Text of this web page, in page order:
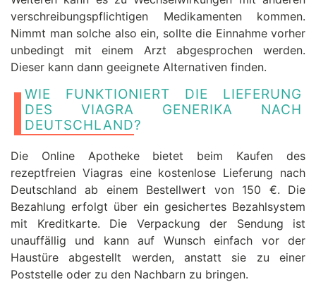
verschreibungspflichtigen Medikamenten kommen.
Nimmt man solche also ein, sollte die Einnahme vorher
unbedingt mit einem Arzt abgesprochen werden.
Dieser kann dann geeignete Alternativen finden.
WIE FUNKTIONIERT DIE LIEFERUNG
DES VIAGRA GENERIKA NACH
DEUTSCHLAND?
Die Online Apotheke bietet beim Kaufen des
rezeptfreien Viagras eine kostenlose Lieferung nach
Deutschland ab einem Bestellwert von 150 €. Die
Bezahlung erfolgt über ein gesichertes Bezahlsystem
mit Kreditkarte. Die Verpackung der Sendung ist
unauffällig und kann auf Wunsch einfach vor der
Haustüre abgestellt werden, anstatt sie zu einer
Poststelle oder zu den Nachbarn zu bringen.